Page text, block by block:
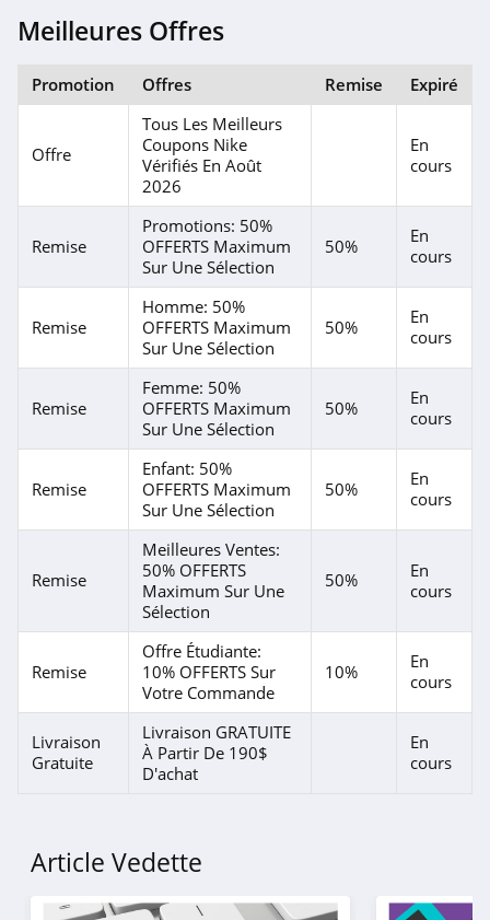
Meilleures Offres
Promotion Offres Remise Expiré
Offre
Tous Les Meilleurs
Coupons Nike
Vérifiés En Août
2026
En
cours
Remise
Promotions: 50%
OFFERTS Maximum
Sur Une Sélection
50%
En
cours
Remise
Homme: 50%
OFFERTS Maximum
Sur Une Sélection
50%
En
cours
Remise
Femme: 50%
OFFERTS Maximum
Sur Une Sélection
50%
En
cours
Remise
Enfant: 50%
OFFERTS Maximum
Sur Une Sélection
50%
En
cours
Remise
Meilleures Ventes:
50% OFFERTS
Maximum Sur Une
Sélection
50%
En
cours
Remise
Offre Étudiante:
10% OFFERTS Sur
Votre Commande
10%
En
cours
Livraison
Gratuite
Livraison GRATUITE
À Partir De 190$
D'achat
En
cours
Article Vedette